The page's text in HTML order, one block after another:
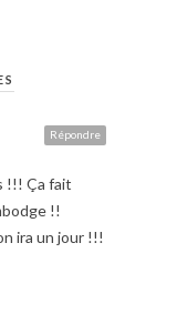
Répondre
!!! Ça fait
!!
ira un jour !!!